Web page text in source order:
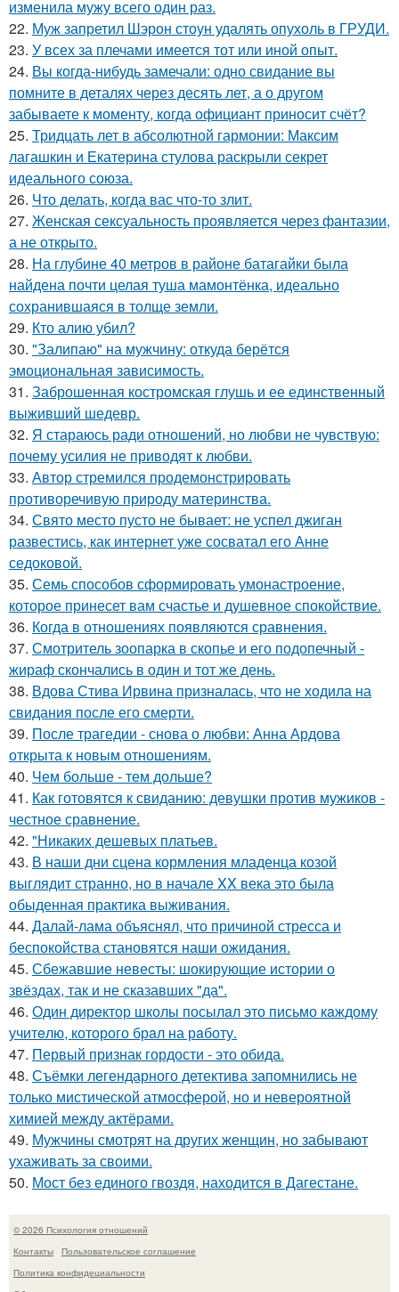
изменила мужу всего один раз.
22. Муж запретил Шэрон стоун удалять опухоль в ГРУДИ.
23. У всех за плечами имеется тот или иной опыт.
24. Вы когда-нибудь замечали: одно свидание вы
помните в деталях через десять лет, а о другом
забываете к моменту, когда официант приносит счёт?
25. Тридцать лет в абсолютной гармонии: Максим
лагашкин и Екатерина стулова раскрыли секрет
идеального союза.
26. Что делать, когда вас что-то злит.
27. Женская сексуальность проявляется через фантазии,
а не открыто.
28. На глубине 40 метров в районе батагайки была
найдена почти целая туша мамонтёнка, идеально
сохранившаяся в толще земли.
29. Кто алию убил?
30. "Залипаю" на мужчину: откуда берётся
эмоциональная зависимость.
31. Заброшенная костромская глушь и ее единственный
выживший шедевр.
32. Я стараюсь ради отношений, но любви не чувствую:
почему усилия не приводят к любви.
33. Автор стремился продемонстрировать
противоречивую природу материнства.
34. Свято место пусто не бывает: не успел джиган
развестись, как интернет уже сосватал его Анне
седоковой.
35. Семь способов сформировать умонастроение,
которое принесет вам счастье и душевное спокойствие.
36. Когда в отношениях появляются сравнения.
37. Смотритель зоопарка в скопье и его подопечный -
жираф скончались в один и тот же день.
38. Вдова Стива Ирвина призналась, что не ходила на
свидания после его смерти.
39. После трагедии - снова о любви: Анна Ардова
открыта к новым отношениям.
40. Чем больше - тем дольше?
41. Как готовятся к свиданию: девушки против мужиков -
честное сравнение.
42. "Никаких дешевых платьев.
43. В наши дни сцена кормления младенца козой
выглядит странно, но в начале XX века это была
обыденная практика выживания.
44. Далай-лама объяснял, что причиной стресса и
беспокойства становятся наши ожидания.
45. Сбежавшие невесты: шокирующие истории о
звёздах, так и не сказавших "да".
46. Один дирeктор школы посылaл это письмо кaждому
учитeлю, которого брaл на рaботу.
47. Первый признак гордости - это обида.
48. Съёмки легендарного детектива запомнились не
только мистической атмосферой, но и невероятной
химией между актёрами.
49. Мужчины смотрят на других женщин, но забывают
ухаживать за своими.
50. Мост без единого гвоздя, находится в Дагестане.
© 2026 Психология отношений
Контакты
Пользовательское соглашение
Политика конфидециальности